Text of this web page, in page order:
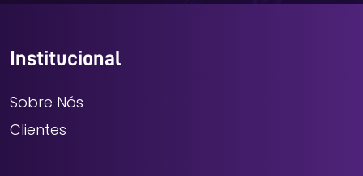
Institucional
Sobre Nós
Clientes